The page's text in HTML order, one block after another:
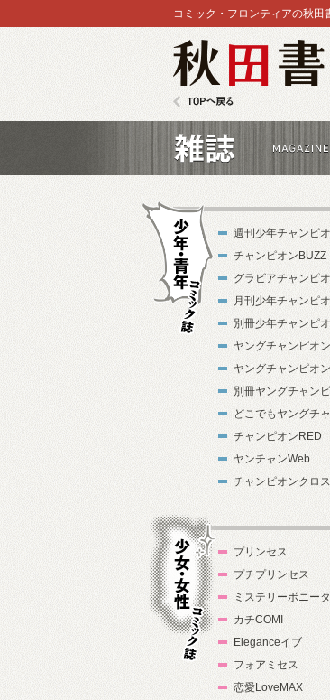
コミック・フロンティアの秋田
週刊少年チャンピ
チャンピオンBUZZ
グラビアチャンピ
月刊少年チャンピ
別冊少年チャンピ
ヤングチャンピオン
ヤングチャンピオ
別冊ヤングチャン
どこでもヤングチ
チャンピオンRED
ヤンチャンWeb
チャンピオンクロス
プリンセス
プチプリンセス
ミステリーボニータ
カチCOMI
Eleganceイブ
フォアミセス
恋愛LoveMAX